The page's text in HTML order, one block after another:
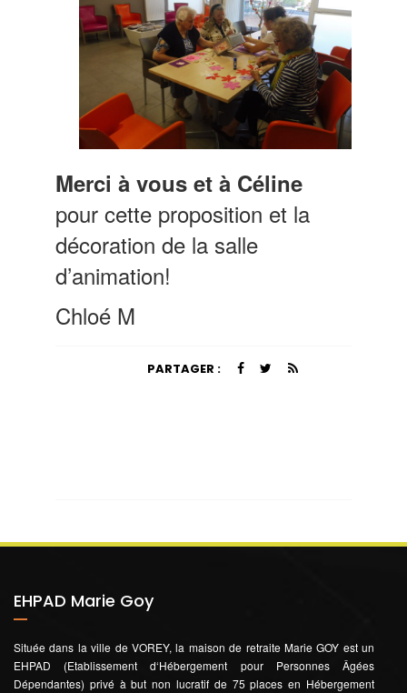
Merci à vous et à Céline
pour cette proposition et la
décoration de la salle
d’animation!
Chloé M
PARTAGER :
EHPAD Marie Goy
Située dans la ville de VOREY, la maison de retraite Marie GOY est un
EHPAD (Etablissement d‘Hébergement pour Personnes Âgées
Dépendantes) privé à but non lucratif de 75 places en Hébergement